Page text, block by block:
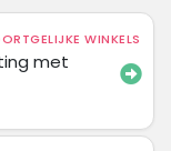
WINKELS
met